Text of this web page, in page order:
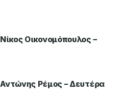
Οικονομόπουλος –
Αντώνης Ρέμος – Δευτέρα